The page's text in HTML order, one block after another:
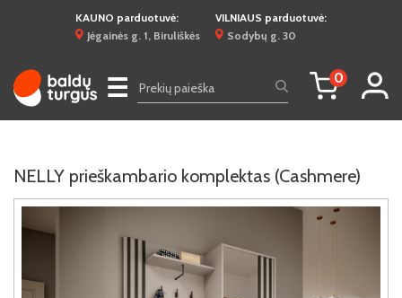
KAUNO parduotuvė:
Jėgainės g. 1, Biruliškės
VILNIAUS parduotuvė:
Sodybų g. 30
☰ 0
NELLY prieškambario komplektas (Cashmere)